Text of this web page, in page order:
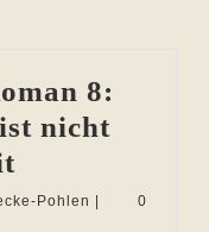
8:
nicht
Roman
Pohlen Martina
0